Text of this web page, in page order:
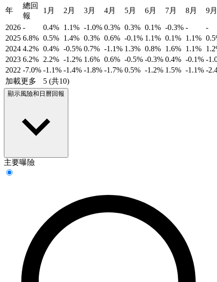
年
總回
報
1月 2月 3月 4月 5月 6月 7月 8月 9月
2026 - 0.4% 1.1% -1.0% 0.3% 0.3% 0.1% -0.3% -
-
2025 6.8% 0.5% 1.4% 0.3% 0.6% -0.1% 1.1% 0.1% 1.1%
2024 4.2% 0.4% -0.5% 0.7% -1.1% 1.3% 0.8% 1.6% 1.1%
2023 6.2% 2.2% -1.2% 1.6% 0.6% -0.5% -0.3% 0.4% -0.1% -
2022 -7.0% -1.1% -1.4% -1.8% -1.7% 0.5% -1.2% 1.5% -1.1% -
加載更多
5 (共10)
顯示風險和日曆回報
主要曝險